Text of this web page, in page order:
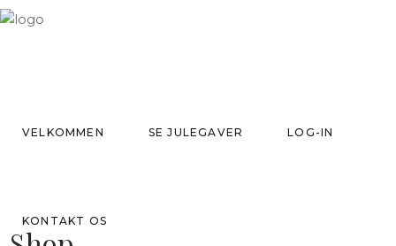
VELKOMMEN SE JULEGAVER LOG-IN
KONTAKT OS